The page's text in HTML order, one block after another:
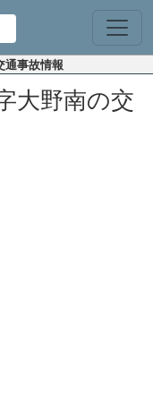
通事故情報
大野南の交